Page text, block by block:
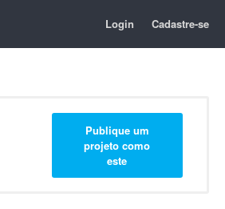
Login Cadastre-se
Publique um
projeto como
este